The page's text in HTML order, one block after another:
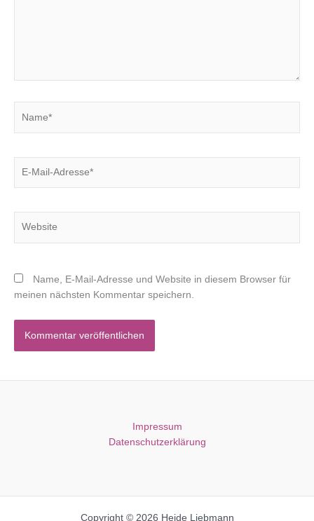
Mail-
Name, E-Mail-Adresse und Website in diesem Browser für
meinen nächsten Kommentar speichern.
Impressum
Datenschutzerklärung
Copyright © 2026 Heide Liebmann